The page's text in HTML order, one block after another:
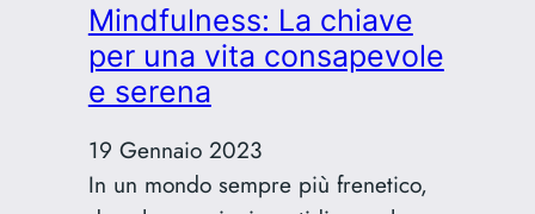
epocale
per
la
musica
italiana
e
Mindfulness: La chiave
per una vita consapevole
e serena
19 Gennaio 2023
In un mondo sempre più frenetico,